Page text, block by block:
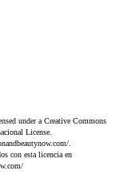
under a Creative Commons
License.
.
con esta licencia en